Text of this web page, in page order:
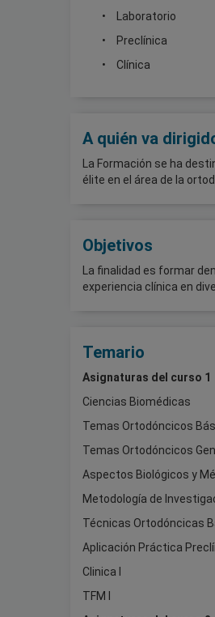
Laboratorio
Preclínica
Clínica
A quién va
La Formación se ha
élite en el área de la
Objetivos
La finalidad es formar
experiencia clínica en
Temario
Asignaturas del curso 1
Ciencias Biomédicas
Temas Ortodóncicos
Temas Ortodóncicos
Aspectos Biológicos y
Metodología de
Técnicas Ortodóncicas
Aplicación Práctica
Clinica I
TFM I